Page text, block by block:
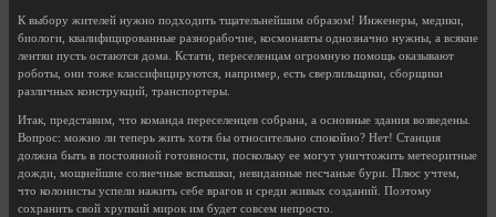
К выбору жителей нужно подходить тщательнейшим образом! Инженеры, медики,
биологи, квалифицированные разнорабочие, космонавты однозначно нужны, а всякие
лентяи пусть остаются дома. Кстати, переселенцам огромную помощь оказывают
роботы, они тоже классифицируются, например, есть сверлильщики, сборщики
различных конструкций, транспортеры.
Итак, представим, что команда переселенцев собрана, а основные здания возведены.
Вопрос: можно ли теперь жить хотя бы относительно спокойно? Нет! Станция
должна быть в постоянной готовности, поскольку ее могут уничтожить метеоритные
дожди, мощнейшие солнечные вспышки, невиданные песчаные бури. Плюс учтем,
что колонисты успели нажить себе врагов и среди живых созданий. Поэтому
сохранить свой хрупкий мирок им будет совсем непросто.